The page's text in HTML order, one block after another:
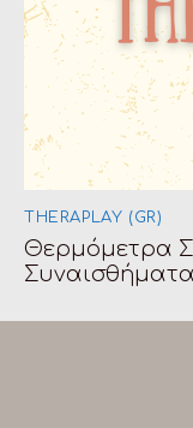
THERAPLAY (GR)
Θερμόμετρα